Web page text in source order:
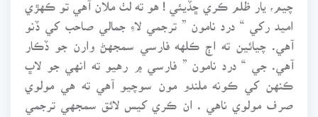
اميد رکي “ درد نامون ” ترجمي لاءِ جمالي صاحب کي ڏنو
آهي. چيائين ته اڄ ڪلهه فارسي سمجهڻ وارن جو ڏڪار
آهي. جي “ درد نامون ” فارسي ۾ رهيو ته انهي جو لاڀ
ڪنهن کي ڪونه ملندو مون سوچيو آهي ته هي مولوي
صرف مولوي ناهي . ان ڪري کيس لائق سمجهي ترجمي